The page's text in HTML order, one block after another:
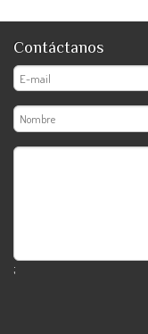
Contáctanos
;